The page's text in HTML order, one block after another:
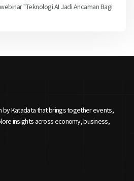
"Teknologi AI Jadi Ancaman Bagi
by Katadata that brings together events,
insights across economy, business,